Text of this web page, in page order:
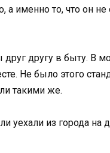
а именно то, что он
другу в быту. В
Не было этого
такими же.
уехали из города на